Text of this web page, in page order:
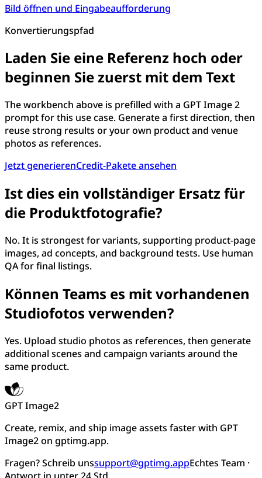
Bild öffnen und Eingabeaufforderung
Konvertierungspfad
Laden Sie eine Referenz hoch oder
beginnen Sie zuerst mit dem Text
The workbench above is prefilled with a GPT Image 2
prompt for this use case. Generate a first direction, then
reuse strong results or your own product and venue
photos as references.
Jetzt generierenCredit-Pakete ansehen
Ist dies ein vollständiger Ersatz für
die Produktfotografie?
No. It is strongest for variants, supporting product-page
images, ad concepts, and background tests. Use human
QA for final listings.
Können Teams es mit vorhandenen
Studiofotos verwenden?
Yes. Upload studio photos as references, then generate
additional scenes and campaign variants around the
same product.
GPT Image2
Create, remix, and ship image assets faster with GPT
Image2 on gptimg.app.
Fragen? Schreib unssupport@gptimg.appEchtes Team ·